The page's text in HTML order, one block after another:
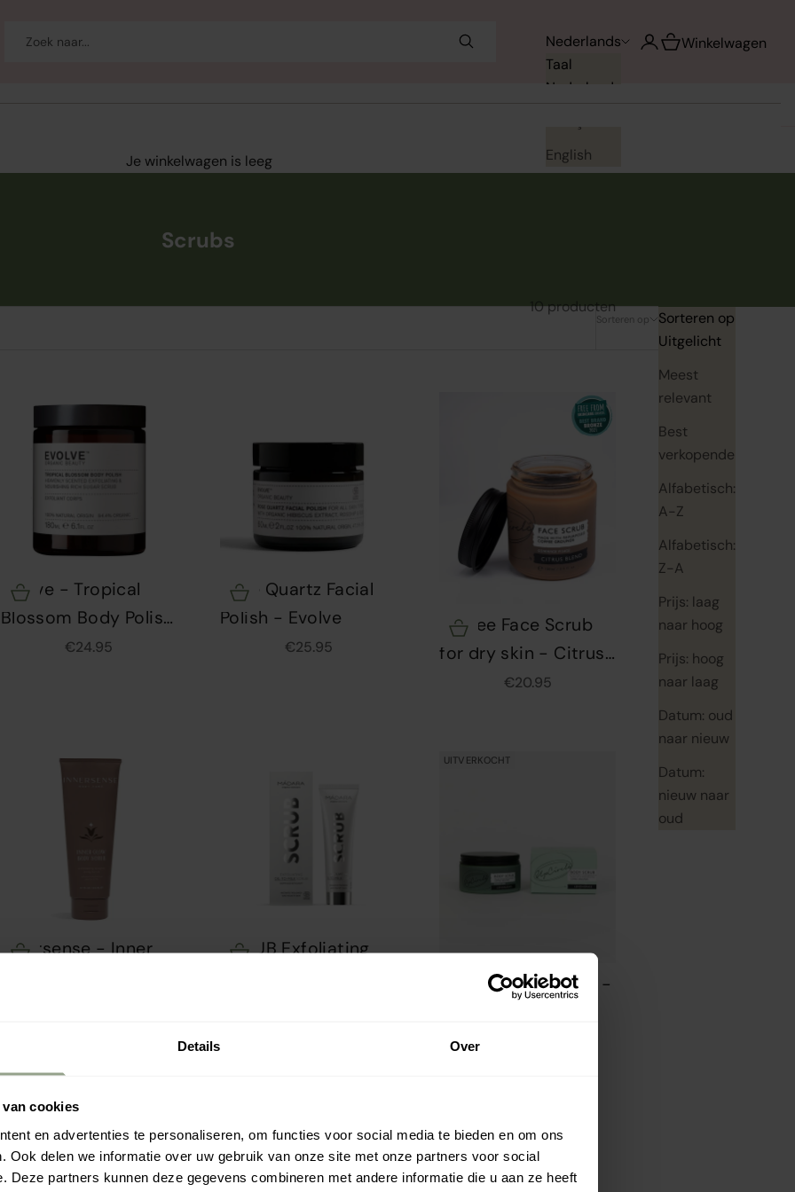
Details Over
cookies
en advertenties te personaliseren, om functies voor social media te bieden en om ons
Ook delen we informatie over uw gebruik van onze site met onze partners voor social
Deze partners kunnen deze gegevens combineren met andere informatie die u aan ze heeft
Nederlands
Taal
Nederlands
English
Accountpagina openen
Winkelwagen
Winkelwagen
Je winkelwagen is leeg
Scrubs
Sorteren op
Sorteren op
Uitgelicht
Meest
relevant
Best
verkopende
Alfabetisch:
A-Z
Alfabetisch:
Z-A
Prijs: laag
naar hoog
Prijs: hoog
naar laag
Datum: oud
naar nieuw
Datum:
nieuw naar
oud
10 producten
Opties kiezen
Evolve - Tropical
Blossom Body Polish
Aanbiedingsprijs
€24.95
Opties kiezen
Rose Quartz Facial
Polish - Evolve
Aanbiedingsprijs
€25.95
Opties kiezen
Coffee Face Scrub
for dry skin - Citrus
Blend - Upcircle
Aanbiedingsprijs
€20.95
Opties kiezen
Innersense - Inner
Opties kiezen
SCRUB Exfoliating
UITVERKOCHT
Coffee Body Scrub -
Upcircle Beauty